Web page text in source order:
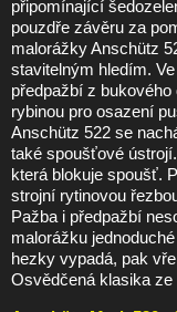
připomínající
pouzdře závěru za
malorážky Anschütz
stavitelným hledím.
předpažbí z
rybinou pro osazení
Anschütz 522 se
také spoušťové
která blokuje spoušť.
strojní rytinovou
Pažba i předpažbí
malorážku
hezky vypadá, pak
Osvědčená klasika ze